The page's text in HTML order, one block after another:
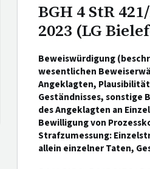
BGH 4 StR
2023 (LG
Beweiswürdigung
wesentlichen
Angeklagten,
Geständnisses, sonstige
des Angeklagten an
Bewilligung von
Strafzumessung:
allein einzelner Taten,